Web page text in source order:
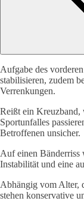
Aufgabe des
stabilisieren, zudem
Verrenkungen.
Reißt ein Kreuzband,
Sportunfalles
Betroffenen unsicher.
Auf einen Bänderriss
Instabilität und eine
Abhängig vom Alter,
stehen konservative